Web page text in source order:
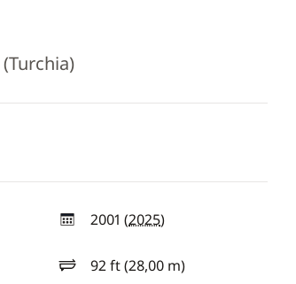
2001 (2025)
anno
92 ft (28,00 m)
lunghezza